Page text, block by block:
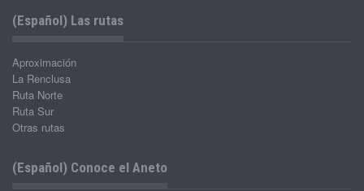
(Español) Las rutas
Aproximación
La Renclusa
Ruta Norte
Ruta Sur
Otras rutas
(Español) Conoce el Aneto